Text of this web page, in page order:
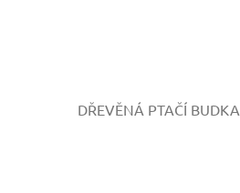
DŘEVĚNÁ PTAČÍ BUDKA